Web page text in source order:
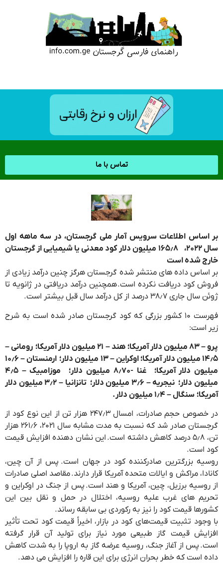
تماس با ما
بر اساس اطلاعات سرویس آمار ملی گرجستان، در سه ماهه اول
سال ۲۰۲۲، ۱۶۵٫۸ میلیون دلار کود معدنی یا شیمیایی از گرجستان
خارج شده است
بر اساس داده های منتشر شده گرجستان هرگز چنین درآمد زیادی از
فروش کود دریافت نکرده است. همچنین درآمد دریافتی در ژانویه تا
ژوئن سال جاری ۳۸٫۷ درصد از کل درآمد سال قبل بیشتر است.
فهرست ۱۰ کشور بزرگی که کود گرجستان صادر شده است به شرح
زیر است:
پرو – ۸۳ میلیون دلار آمریکا؛ هند – ۲۱ میلیون دلار آمریکا؛ رومانی –
۱۴٫۵ میلیون دلار آمریکا؛ اوکراین – ۱۳ میلیون دلار؛ ارمنستان – ۱۰٫۶
میلیون دلار آمریکا؛ غنا -۸٫۷۰ میلیون دلار؛ موزامبیک – ۴٫۵
میلیون دلار؛ نیجریه – ۳٫۶ میلیون دلار؛ تانزانیا – ۳٫۲ میلیون دلار
آمریکا؛ سنگال – ۱٫۴ میلیون دلار.
در خصوص حجم صادرات، امسال ۲۴۷٫۳ هزار تن از این نوع کود از
گرجستان صادر شد که نسبت به مدت مشابه سال ۲۰۲۱، ۲۶۱٫۶ هزار
تن، ۵٫۸ درصد کاهش داشته است. این نشان دهنده افزایش قیمت
کود است.
روسیه بزرگترین صادرکننده کود در جهان است. پس از آن چین،
کانادا، مراکش و ایالات متحده آمریکا قرار دارند. مقاصد اصلی صادرات
از روسیه برزیل، چین، آمریکا و هند است. پس از جنگ در اوکراین و
تحریم های غرب علیه روسیه، اختلال در حمل و نقل بین این
کشورها قیمت کود را نیز به رکوردی بی سابقه رساند.
با وجود تثبیت قیمت‌های کود در بازار، اخیراً قیمت کود تحت تأثیر
افزایش قیمت گاز طبیعی مورد نیاز برای تولید آن قرار گرفته
است. پس از آغاز جنگ، روسیه عرضه گاز به اروپا را به شدت کاهش
داده است که خطر بحران انرژی برای این قاره را افزایش می دهد.